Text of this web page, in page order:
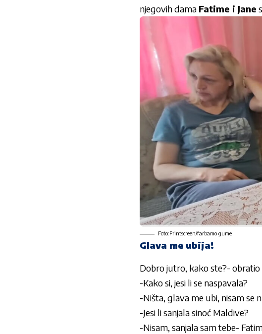
njegovih dama Fatime i Jane
Foto:Printscreen/farbamo gume
Glava me ubija!
Dobro jutro, kako ste?-
-Kako si, jesi li se naspavala?
-Ništa, glava me ubi, nisam se
-Jesi li sanjala sinoć Maldive?
-Nisam, sanjala sam tebe-